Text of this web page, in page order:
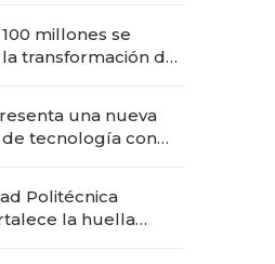
millones se
transformación de
una nueva
tecnología con
Politécnica
la huella